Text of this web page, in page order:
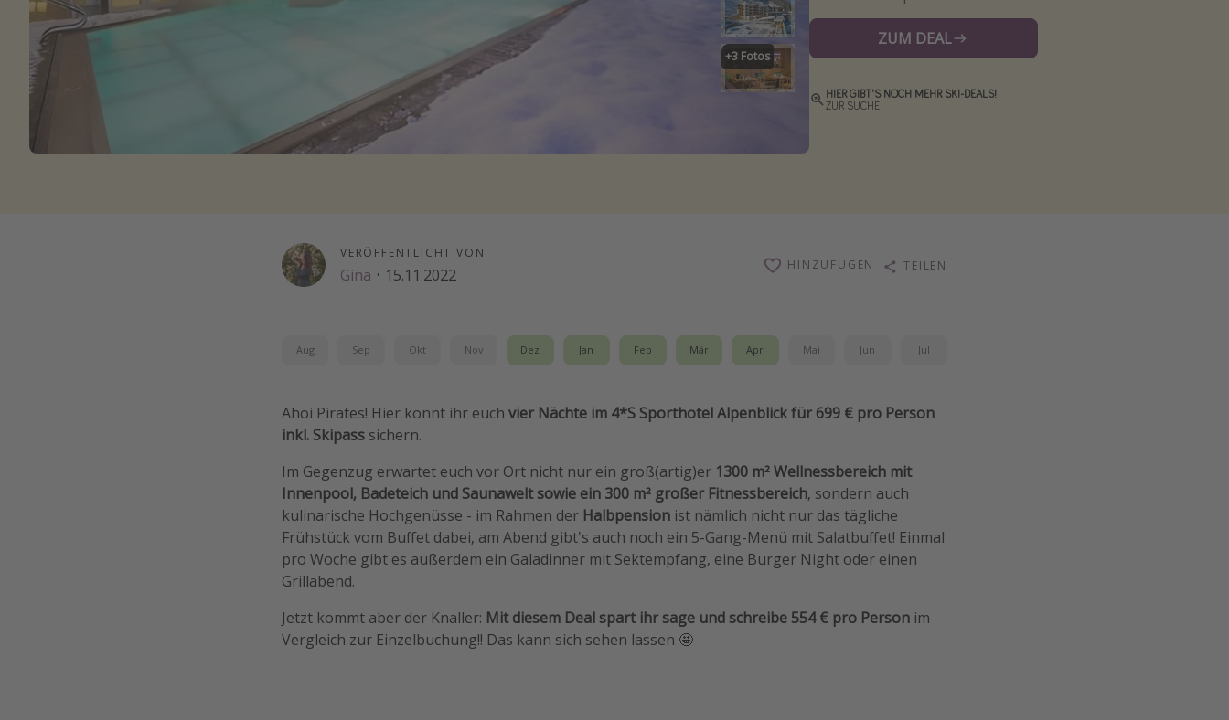
+3 Fotos
ZUM DEAL
HIER GIBT'S NOCH MEHR SKI-DEALS!
ZUR SUCHE
VERÖFFENTLICHT VON
Gina · 15.11.2022
HINZUFÜGEN TEILEN
Aug Sep Okt Nov Dez Jan Feb Mär Apr Mai Jun Jul
Ahoi Pirates! Hier könnt ihr euch vier Nächte im 4*S Sporthotel Alpenblick für 699 € pro Person
inkl. Skipass sichern.
Im Gegenzug erwartet euch vor Ort nicht nur ein groß(artig)er 1300 m² Wellnessbereich mit
Innenpool, Badeteich und Saunawelt sowie ein 300 m² großer Fitnessbereich, sondern auch
kulinarische Hochgenüsse - im Rahmen der Halbpension ist nämlich nicht nur das tägliche
Frühstück vom Buffet dabei, am Abend gibt's auch noch ein 5-Gang-Menü mit Salatbuffet! Einmal
pro Woche gibt es außerdem ein Galadinner mit Sektempfang, eine Burger Night oder einen
Grillabend.
Jetzt kommt aber der Knaller: Mit diesem Deal spart ihr sage und schreibe 554 € pro Person im
Vergleich zur Einzelbuchung!! Das kann sich sehen lassen 🤩